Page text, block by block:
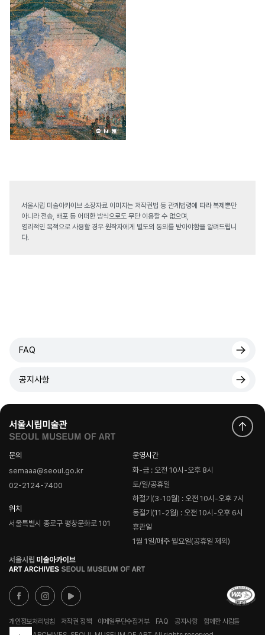
서울시립 미술아카이브 소장자료 이미지는 저작권법 등 관계법령에 따라 복제뿐만
아니라 전송, 배포 등 어떠한 방식으로도 무단 이용할 수 없으며,
영리적인 목적으로 사용할 경우 원작자에게 별도의 동의를 받아야함을 알려드립니
다.
FAQ
공지사항
문의
semaaa@seoul.go.kr
02-2124-7400
위치
서울특별시 종로구 평창문화로 101
운영시간
화-금 : 오전 10시-오후 8시
토/일/공휴일
하절기(3-10월) : 오전 10시-오후 7시
동절기(11-2월) : 오전 10시-오후 6시
휴관일
1월 1일/매주 월요일(공휴일 제외)
로
고
개인정보처리방침 저작권 정책 이메일무단수집거부 FAQ 공지사항
함께한 사람들